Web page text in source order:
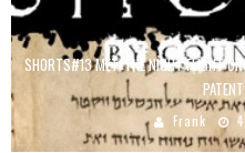
SHORTS#13 MET: THE NIGHT FLIGHT
Frank